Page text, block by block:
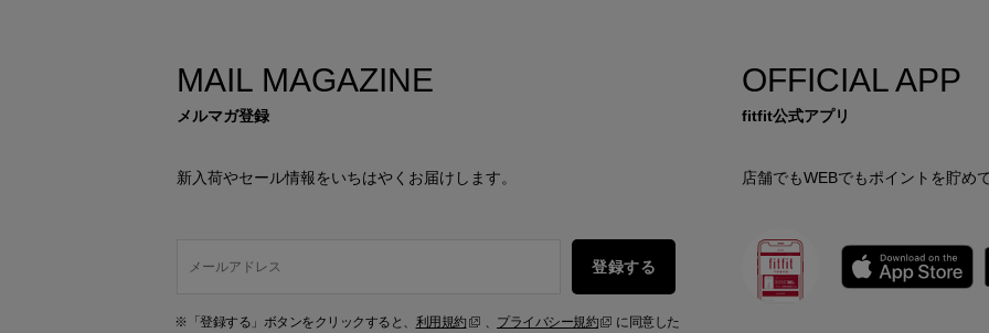
MAIL MAGAZINE
メルマガ登録
新入荷やセール情報をいちはやくお届けします。
登録する
※「登録する」ボタンをクリックすると、 利用規約 、 プライバシー規約
に同意した
OFFICIAL APP
fitfit公式アプリ
店舗でもWEBでもポイントを貯め